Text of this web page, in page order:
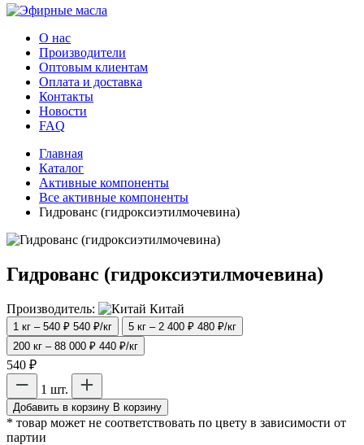
О нас
Производители
Оптовым клиентам
Оплата и доставка
Контакты
Новости
FAQ
Главная
Каталог
Активные компоненты
Все активные компоненты
Гидрованс (гидроксиэтилмочевина)
Гидрованс (гидроксиэтилмочевина)
Производитель: Китай
1 кг – 540 ₽ 540 ₽/кг 5 кг – 2 400 ₽ 480 ₽/кг
200 кг – 88 000 ₽ 440 ₽/кг
540 ₽
1 шт.
Добавить в корзину В корзину
* товар может не соответствовать по цвету в зависимости от
партии